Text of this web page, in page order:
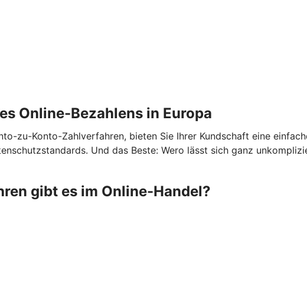
Online-Bezahlens in Europa
zu-Konto-Zahlverfahren, bieten Sie Ihrer Kundschaft eine
Und das Beste: Wero lässt sich ganz
gibt es im Online-Handel?